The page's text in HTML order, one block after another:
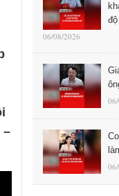
–
06/08/2026